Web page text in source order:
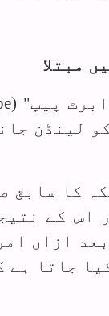
مبتلا
پیپ" (
لینڈن
میں امریکہ
اس کے
ازاں
جاتا